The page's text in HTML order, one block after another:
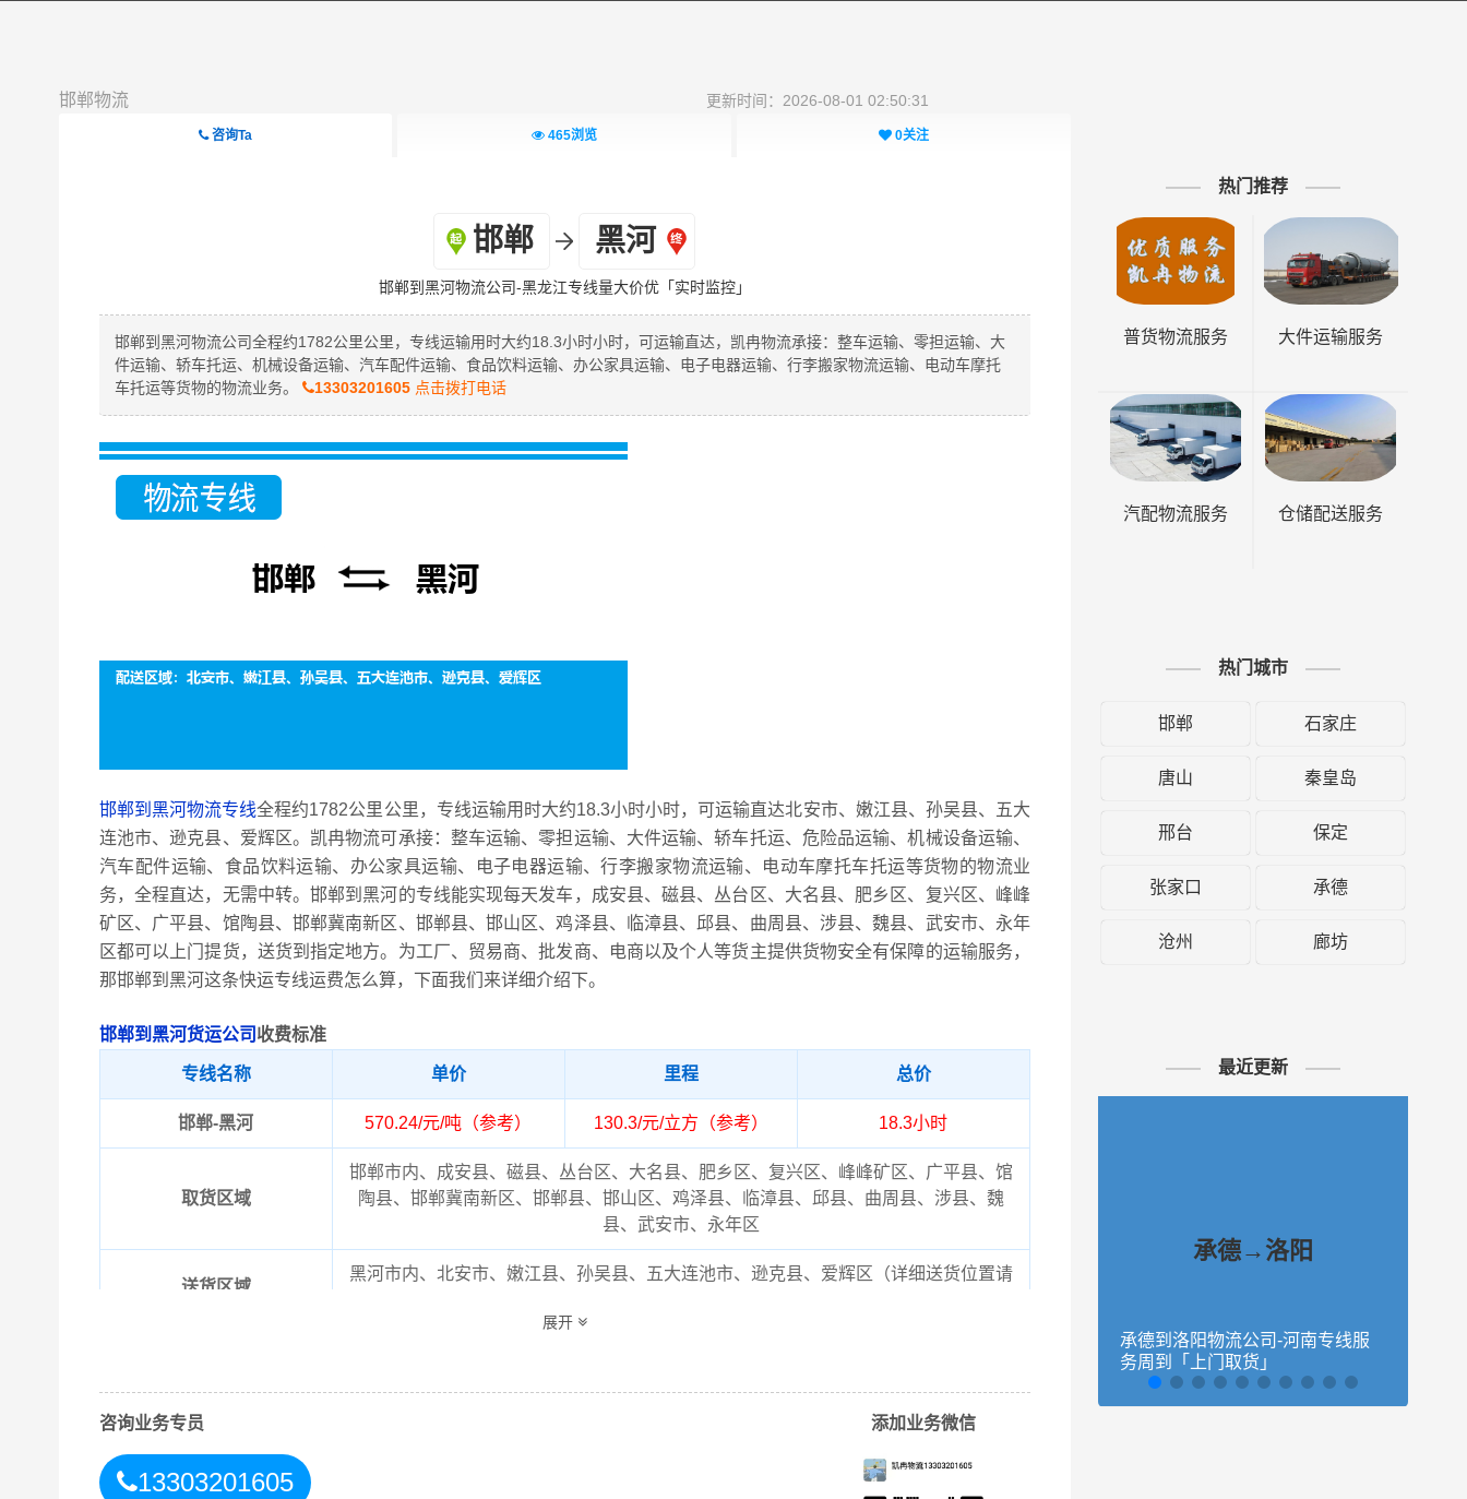
邯郸物流 更新时间：2026-08-01 02:50:31
咨询Ta 465浏览 0关注
邯郸 黑河
邯郸到黑河物流公司-黑龙江专线量大价优「实时监控」
邯郸到黑河物流公司全程约1782公里公里，专线运输用时大约18.3小时小时，可运输直达，凯冉物流承接：整车运输、零担运输、大
件运输、轿车托运、机械设备运输、汽车配件运输、食品饮料运输、办公家具运输、电子电器运输、行李搬家物流运输、电动车摩托
车托运等货物的物流业务。
13303201605点击拨打电话
邯郸到黑河物流专线全程约1782公里公里，专线运输用时大约18.3小时小时，可运输直达北安市、嫩江县、孙吴县、五大
连池市、逊克县、爱辉区。凯冉物流可承接：整车运输、零担运输、大件运输、轿车托运、危险品运输、机械设备运输、
汽车配件运输、食品饮料运输、办公家具运输、电子电器运输、行李搬家物流运输、电动车摩托车托运等货物的物流业
务，全程直达，无需中转。邯郸到黑河的专线能实现每天发车，成安县、磁县、丛台区、大名县、肥乡区、复兴区、峰峰
矿区、广平县、馆陶县、邯郸冀南新区、邯郸县、邯山区、鸡泽县、临漳县、邱县、曲周县、涉县、魏县、武安市、永年
区都可以上门提货，送货到指定地方。为工厂、贸易商、批发商、电商以及个人等货主提供货物安全有保障的运输服务，
那邯郸到黑河这条快运专线运费怎么算，下面我们来详细介绍下。
邯郸到黑河货运公司 收费标准
专线名称 单价 里程 总价
邯郸-黑河 570.24/元/吨（参考） 130.3/元/立方（参考） 18.3小时
取货区域
邯郸市内、成安县、磁县、丛台区、大名县、肥乡区、复兴区、峰峰矿区、广平县、馆
陶县、邯郸冀南新区、邯郸县、邯山区、鸡泽县、临漳县、邱县、曲周县、涉县、魏
县、武安市、永年区
送货区域
黑河市内、北安市、嫩江县、孙吴县、五大连池市、逊克县、爱辉区（详细送货位置请
展开
咨询业务专员
13303201605
添加业务微信
热门推荐
普货物流服务 大件运输服务
汽配物流服务 仓储配送服务
热门城市
邯郸 石家庄
唐山 秦皇岛
邢台 保定
张家口 承德
沧州 廊坊
最近更新
承德→洛阳
承德到洛阳物流公司-河南专线服
务周到「上门取货」